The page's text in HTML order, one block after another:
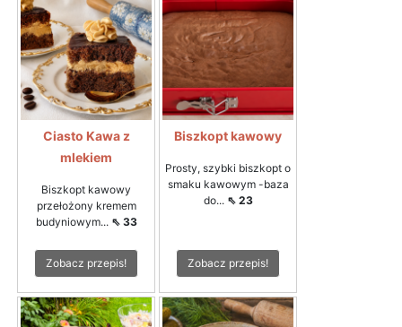
Ciasto Kawa z
mlekiem
Biszkopt kawowy
przełożony kremem
budyniowym... ⇖ 33
Zobacz przepis!
Biszkopt kawowy
Prosty, szybki biszkopt o
smaku kawowym -baza
do... ⇖ 23
Zobacz przepis!